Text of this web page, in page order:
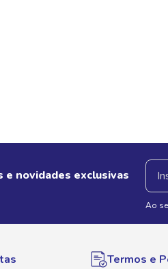
e novidades exclusivas
Ao
Termos e